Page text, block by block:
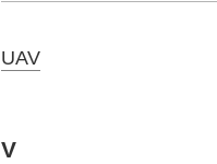
UAV
V